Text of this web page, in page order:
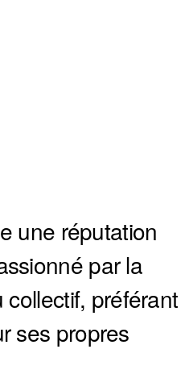
une réputation
par la
préférant
ses propres